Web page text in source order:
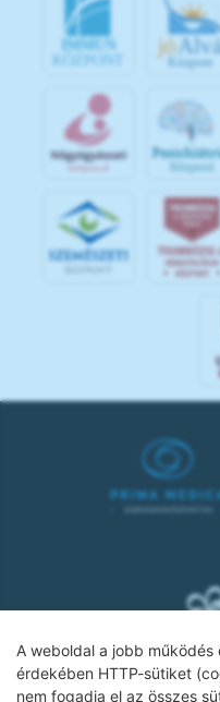
A weboldal a jobb működés
érdekében HTTP-sütiket
nem fogadja el az összes
IMMUN
KÖZPONT
jó
Központ